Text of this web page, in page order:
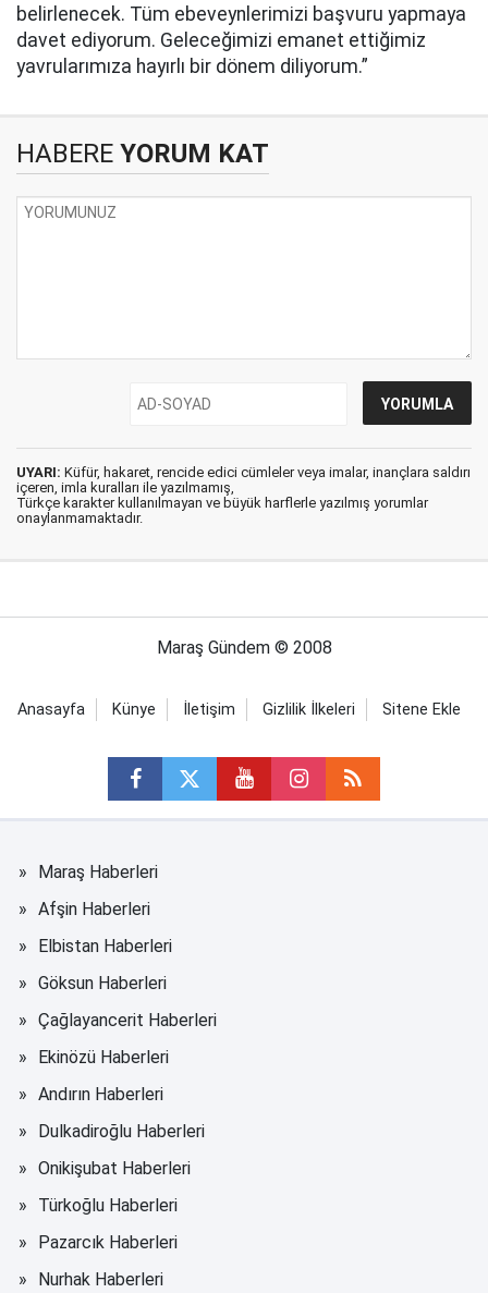
belirlenecek. Tüm ebeveynlerimizi başvuru yapmaya
davet ediyorum. Geleceğimizi emanet ettiğimiz
yavrularımıza hayırlı bir dönem diliyorum.”
HABERE YORUM KAT
UYARI: Küfür, hakaret, rencide edici cümleler veya imalar, inançlara saldırı
içeren, imla kuralları ile yazılmamış,
Türkçe karakter kullanılmayan ve büyük harflerle yazılmış yorumlar
onaylanmamaktadır.
Maraş Gündem © 2008
Anasayfa Künye İletişim Gizlilik İlkeleri Sitene Ekle
Maraş Haberleri
Afşin Haberleri
Elbistan Haberleri
Göksun Haberleri
Çağlayancerit Haberleri
Ekinözü Haberleri
Andırın Haberleri
Dulkadiroğlu Haberleri
Onikişubat Haberleri
Türkoğlu Haberleri
Pazarcık Haberleri
Nurhak Haberleri